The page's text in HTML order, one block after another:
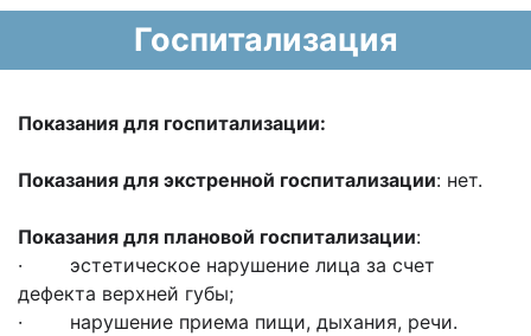
Госпитализация
Показания для госпитализации:
Показания для экстренной госпитализации: нет.
Показания для плановой госпитализации:
· эстетическое нарушение лица за счет
дефекта верхней губы;
· нарушение приема пищи, дыхания, речи.